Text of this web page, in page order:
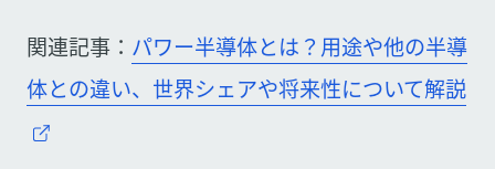
関連記事： パワー半導体とは？用途や他の半導
体との違い、世界シェアや将来性について解説